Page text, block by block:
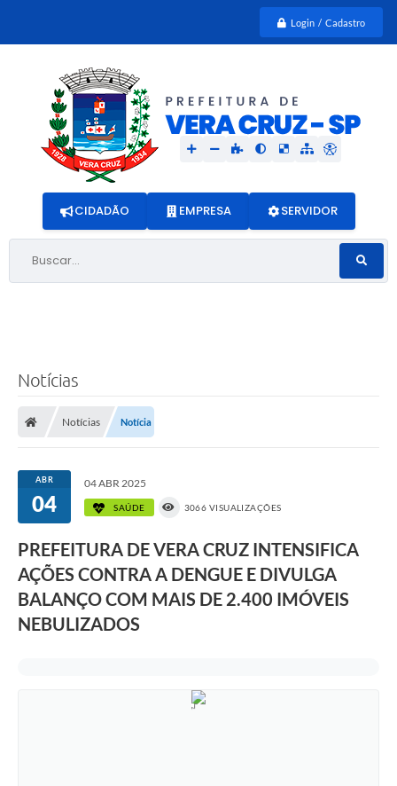
Login / Cadastro
Buscar...
CIDADÃO EMPRESA SERVIDOR
Notícias
Notícias Notícia
ABR
04
04 ABR 2025
SAÚDE 3066 VISUALIZAÇÕES
PREFEITURA DE VERA CRUZ INTENSIFICA
AÇÕES CONTRA A DENGUE E DIVULGA
BALANÇO COM MAIS DE 2.400 IMÓVEIS
NEBULIZADOS